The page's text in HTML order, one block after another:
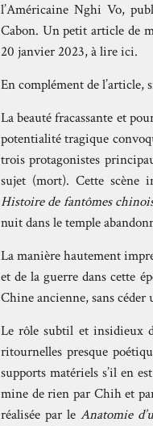
l’Américaine Nghi Vo,
Cabon. Un petit article de
20 janvier 2023, à lireici.
En complément de l’article,
La beauté fracassante et
potentialité tragique
trois protagonistes
sujet (mort). Cette scène
Histoire de fantômes
nuit dans le temple
La manière hautement
et de la guerre dans cette
Chine ancienne, sans
Le rôle subtil et insidieux
ritournelles presque
supports matériels s’il en
mine de rien par Chih et
réalisée par le Anatomie